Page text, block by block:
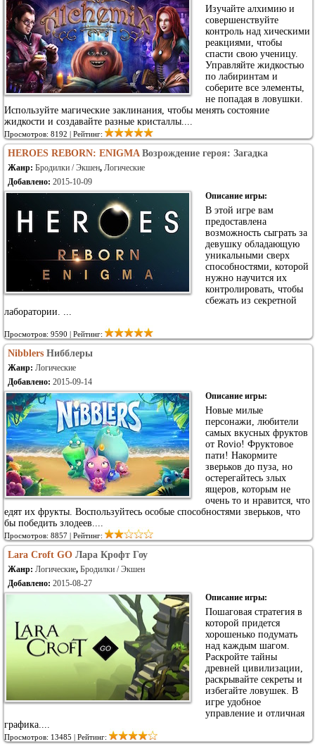
Изучайте алхимию и
совершенствуйте
контроль над хическими
реакциями, чтобы
спасти свою ученицу.
Управляйте жидкостью
по лабиринтам и
соберите все элементы,
не попадая в ловушки.
Используйте магические заклинания, чтобы менять состояние
жидкости и создавайте разные кристаллы....
Просмотров: 8192 | Рейтинг:
HEROES REBORN: ENIGMA Возрождение героя: Загадка
Жанр: Бродилки / Экшен, Логические
Добавлено: 2015-10-09
Описание игры:
В этой игре вам
предоставлена
возможность сыграть за
девушку обладающую
уникальными сверх
способностями, которой
нужно научится их
контролировать, чтобы
сбежать из секретной
лаборатории. ...
Просмотров: 9590 | Рейтинг:
Nibblers Нибблеры
Жанр: Логические
Добавлено: 2015-09-14
Описание игры:
Новые милые
персонажи, любители
самых вкусных фруктов
от Rovio! Фруктовое
пати! Накормите
зверьков до пуза, но
остерегайтесь злых
ящеров, которым не
очень то и нравится, что
едят их фрукты. Воспользуйтесь особые способностями зверьков, что
бы победить злодеев....
Просмотров: 8857 | Рейтинг:
Lara Croft GO Лара Крофт Гоу
Жанр: Логические, Бродилки / Экшен
Добавлено: 2015-08-27
Описание игры:
Пошаговая стратегия в
которой придется
хорошенько подумать
над каждым шагом.
Раскройте тайны
древней цивилизации,
раскрывайте секреты и
избегайте ловушек. В
игре удобное
управление и отличная
графика....
Просмотров: 13485 | Рейтинг: